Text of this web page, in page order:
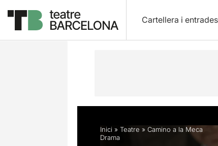
Cartellera i entrades
Descripció Fitxa artística
Inici » Teatre » Camino a la Meca
Drama